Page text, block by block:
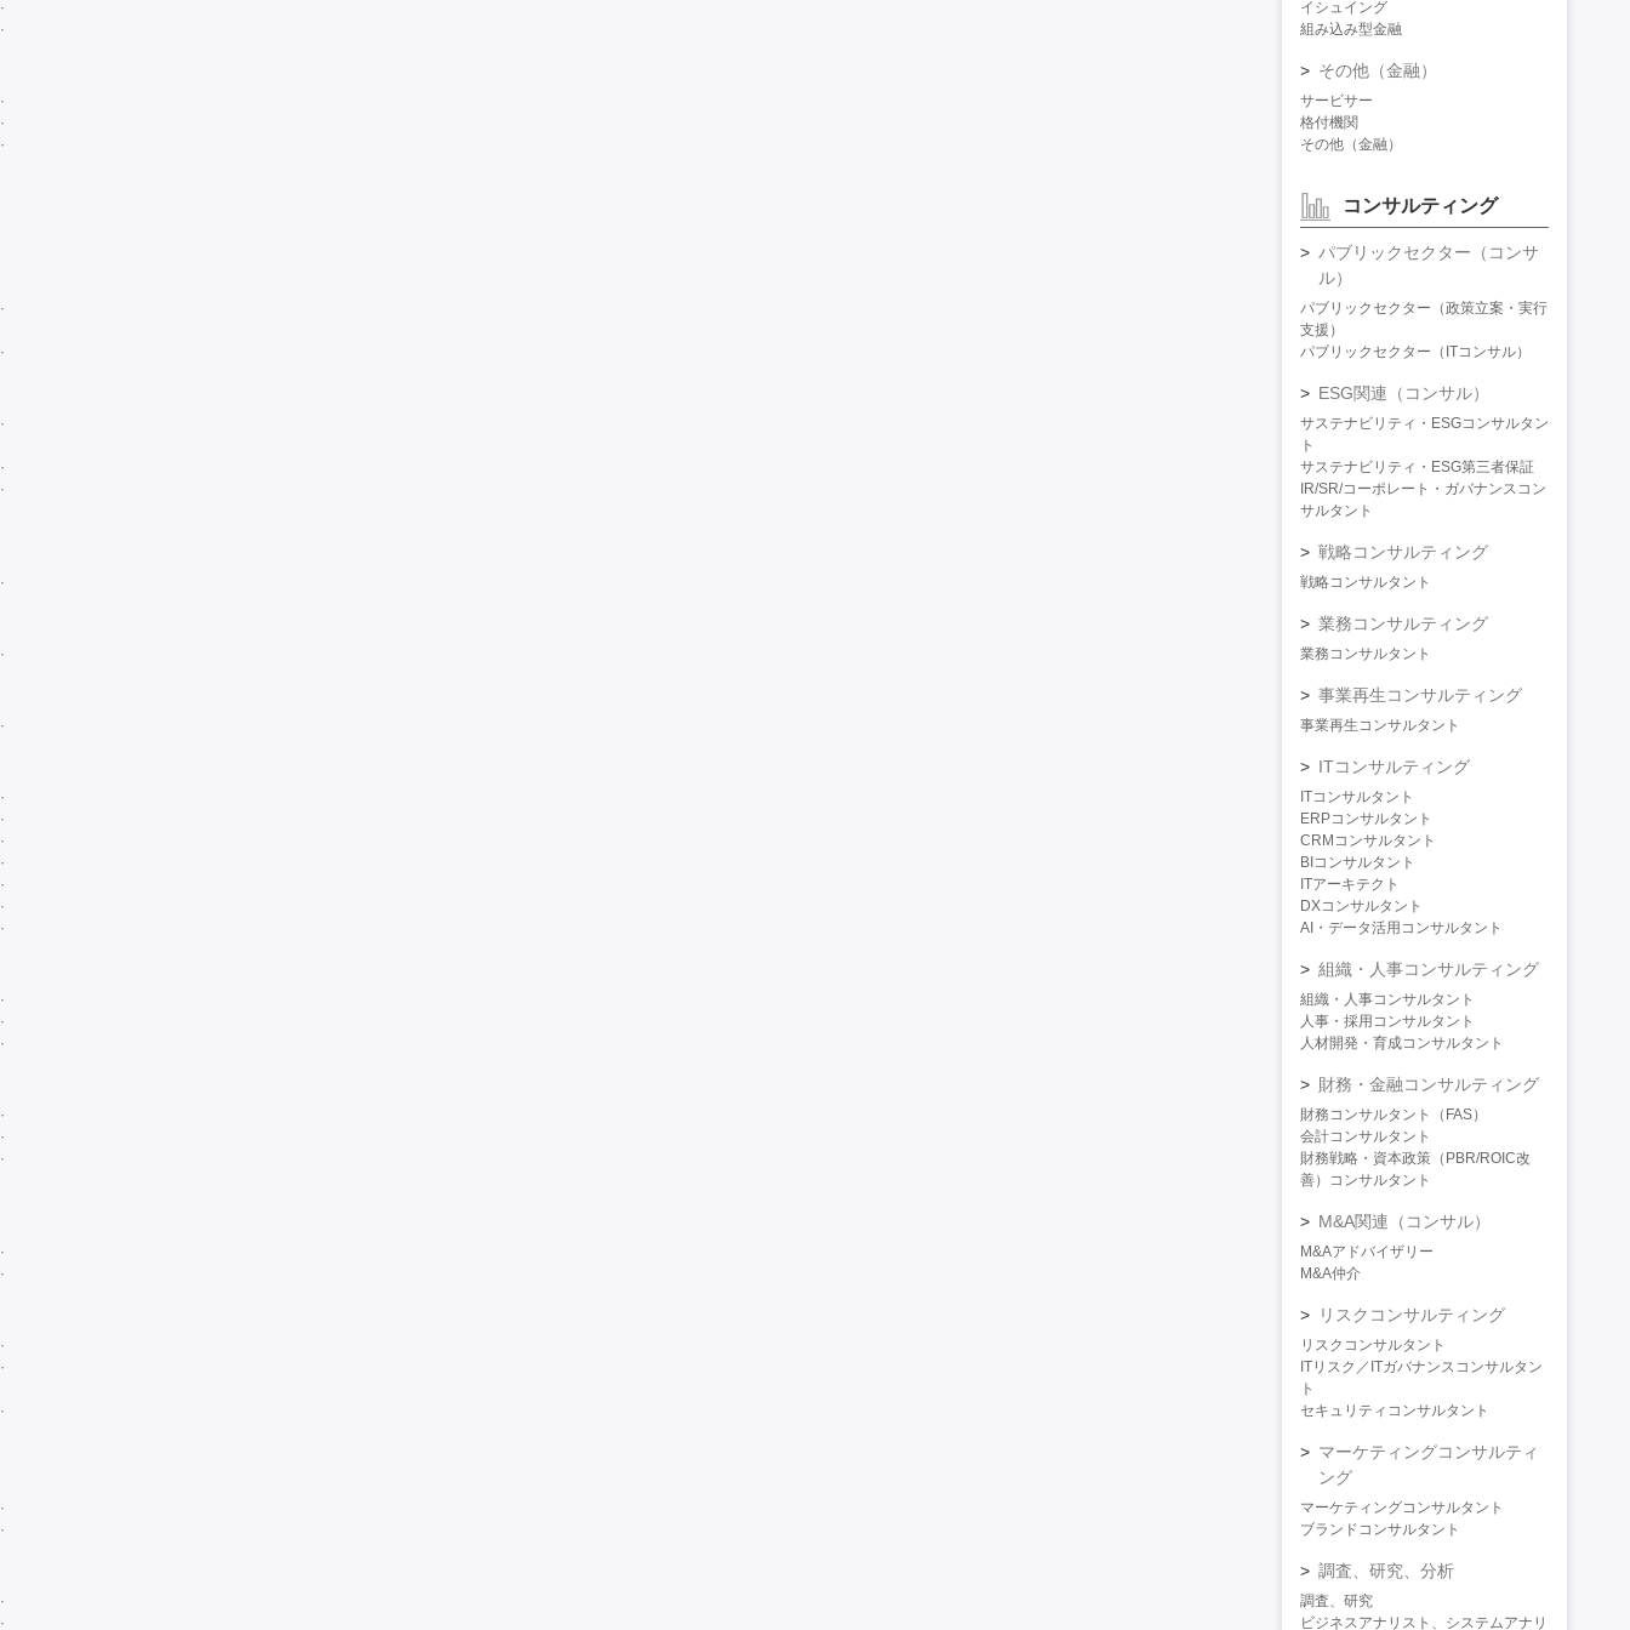
イシュイング
組み込み型金融
その他（金融）
サービサー
格付機関
その他（金融）
コンサルティング
パブリックセクター（コンサ
ル）
パブリックセクター（政策立案・実行
支援）
パブリックセクター（ITコンサル）
ESG関連（コンサル）
サステナビリティ・ESGコンサルタン
ト
サステナビリティ・ESG第三者保証
IR/SR/コーポレート・ガバナンスコン
サルタント
戦略コンサルティング
戦略コンサルタント
業務コンサルティング
業務コンサルタント
事業再生コンサルティング
事業再生コンサルタント
ITコンサルティング
ITコンサルタント
ERPコンサルタント
CRMコンサルタント
BIコンサルタント
ITアーキテクト
DXコンサルタント
AI・データ活用コンサルタント
組織・人事コンサルティング
組織・人事コンサルタント
人事・採用コンサルタント
人材開発・育成コンサルタント
財務・金融コンサルティング
財務コンサルタント（FAS）
会計コンサルタント
財務戦略・資本政策（PBR/ROIC改
善）コンサルタント
M&A関連（コンサル）
M&Aアドバイザリー
M&A仲介
リスクコンサルティング
リスクコンサルタント
ITリスク／ITガバナンスコンサルタン
ト
セキュリティコンサルタント
マーケティングコンサルティ
ング
マーケティングコンサルタント
ブランドコンサルタント
調査、研究、分析
調査、研究
ビジネスアナリスト、システムアナリ